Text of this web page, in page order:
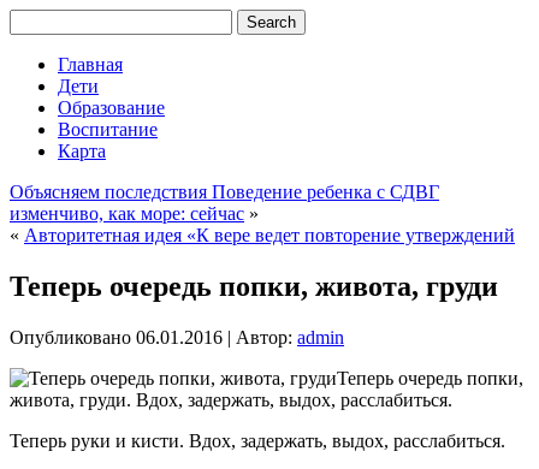
Главная
Дети
Образование
Воспитание
Карта
Объясняем последствия Поведение ребенка с СДВГ
изменчиво, как море: сейчас »
« Авторитетная идея «К вере ведет повторение утверждений
Теперь очередь попки, живота, груди
Опубликовано 06.01.2016 | Автор: admin
Теперь очередь попки,
живота, груди. Вдох, задержать, выдох, расслабиться.
Теперь руки и кисти. Вдох, задержать, выдох, расслабиться.